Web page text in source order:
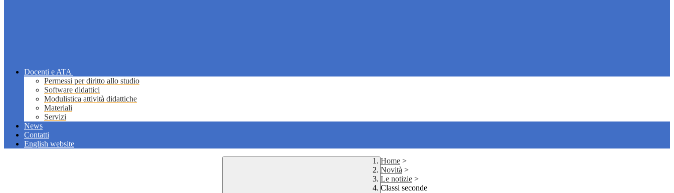
Docenti e ATA
Permessi per diritto allo studio
Software didattici
Modulistica attività didattiche
Materiali
Servizi
News
Contatti
English website
Home >
Novità >
Le notizie >
Classi seconde